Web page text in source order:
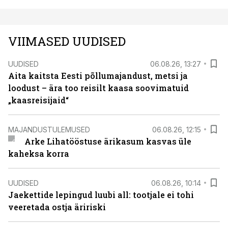
VIIMASED UUDISED
UUDISED 06.08.26, 13:27
Aita kaitsta Eesti põllumajandust, metsi ja
loodust – ära too reisilt kaasa soovimatuid
„kaasreisijaid“
MAJANDUSTULEMUSED 06.08.26, 12:15
Arke Lihatööstuse ärikasum kasvas üle
kaheksa korra
UUDISED 06.08.26, 10:14
Jaekettide lepingud luubi all: tootjale ei tohi
veeretada ostja äririski